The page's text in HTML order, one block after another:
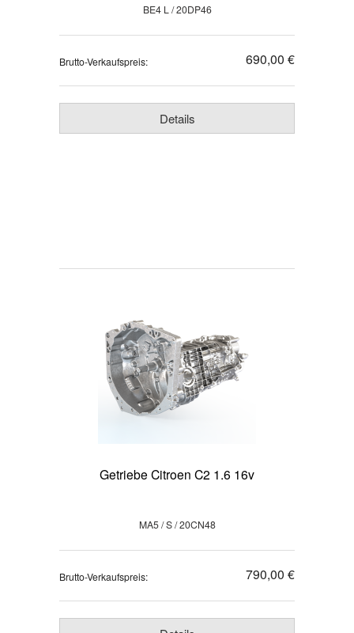
BE4 L / 20DP46
Brutto-Verkaufspreis: 690,00 €
Details
Getriebe Citroen C2 1.6 16v
MA5 / S / 20CN48
Brutto-Verkaufspreis: 790,00 €